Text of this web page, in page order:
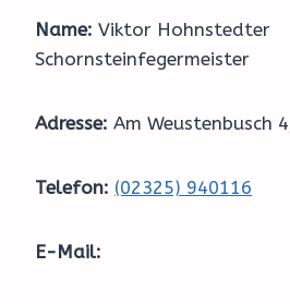
Name: Viktor Hohnstedter
Schornsteinfegermeister
Adresse: Am Weustenbusch
Telefon: (02325) 940116
E-Mail: